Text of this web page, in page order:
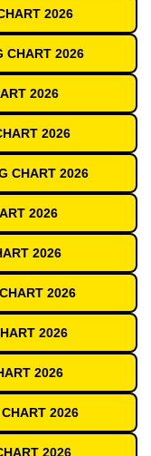
2026
CHART 2026
2026
2026
CHART 2026
2026
2026
2026
2026
2026
2026
2026